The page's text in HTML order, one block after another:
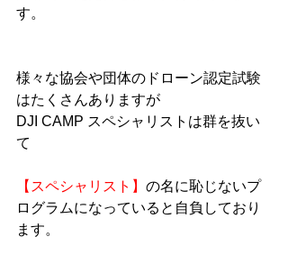
す。
様々な協会や団体のドローン認定試験
はたくさんありますが
DJI CAMP スペシャリストは群を抜い
て
【スペシャリスト】 の名に恥じないプ
ログラムになっていると自負しており
ます。